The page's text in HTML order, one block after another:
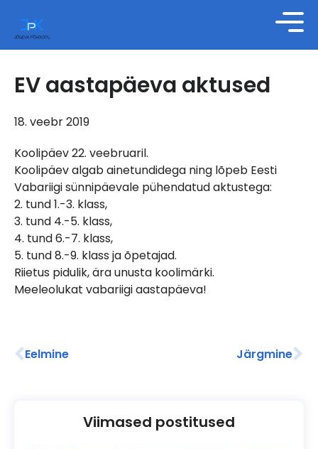
EV aastapäeva aktused
18. veebr 2019
Koolipäev 22. veebruaril.
Koolipäev algab ainetundidega ning lõpeb Eesti
Vabariigi sünnipäevale pühendatud aktustega:
2. tund 1.-3. klass,
3. tund 4.-5. klass,
4. tund 6.-7. klass,
5. tund 8.-9. klass ja õpetajad.
Riietus pidulik, ära unusta koolimärki.
Meeleolukat vabariigi aastapäeva!
Eelmine Järgmine
Viimased postitused